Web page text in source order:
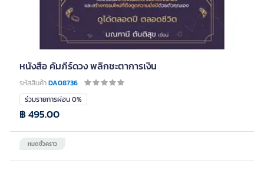
หนังสือ คัมภีร์ดวง พลิกชะตาการเงิน
รหัสสินค้าDA08736
ร่วมรายการผ่อน 0%
หมดชั่วคราว
฿ 495.00